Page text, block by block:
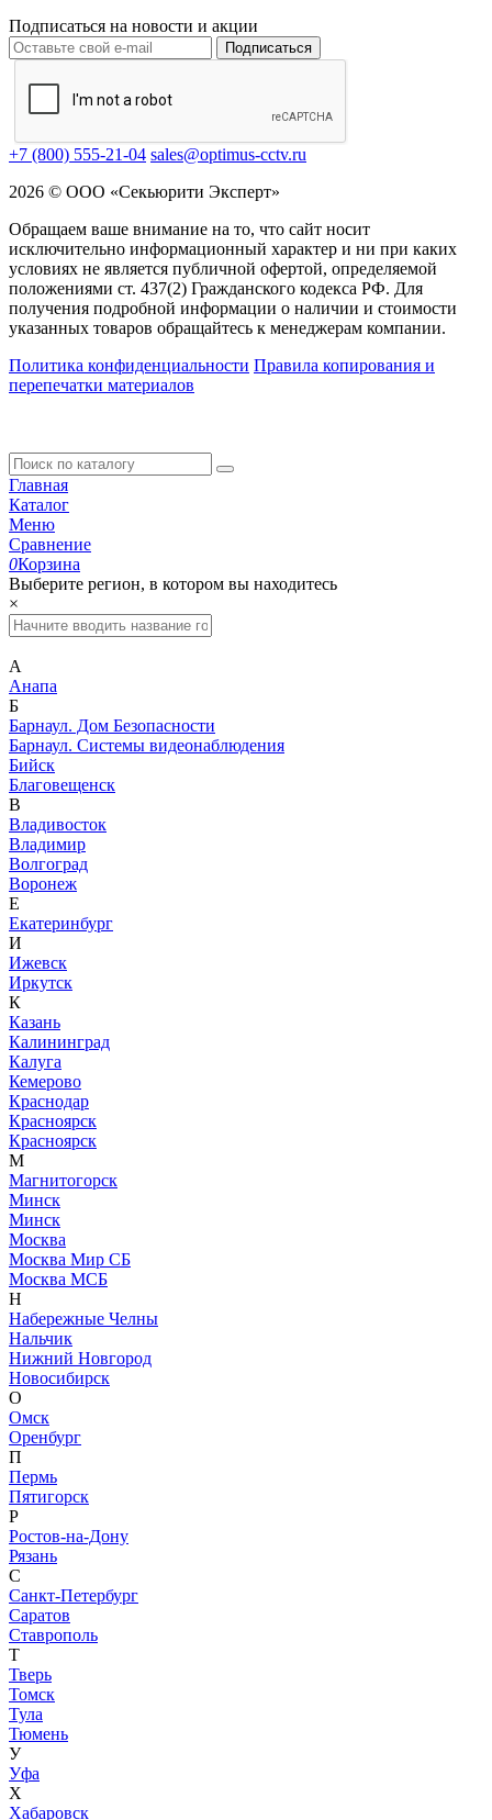
Подписаться на новости и акции
Подписаться
+7 (800) 555-21-04 sales@optimus-cctv.ru
2026 © ООО «Секьюрити Эксперт»
Обращаем ваше внимание на то, что сайт носит
исключительно информационный характер и ни при каких
условиях не является публичной офертой, определяемой
положениями ст. 437(2) Гражданского кодекса РФ. Для
получения подробной информации о наличии и стоимости
указанных товаров обращайтесь к менеджерам компании.
Политика конфиденциальности Правила копирования и
перепечатки материалов
Главная
Каталог
Меню
Сравнение
0Корзина
Выберите регион, в котором вы находитесь
×
А
Анапа
Б
Барнаул. Дом Безопасности
Барнаул. Системы видеонаблюдения
Бийск
Благовещенск
В
Владивосток
Владимир
Волгоград
Воронеж
Е
Екатеринбург
И
Ижевск
Иркутск
К
Казань
Калининград
Калуга
Кемерово
Краснодар
Красноярск
Красноярск
М
Магнитогорск
Минск
Минск
Москва
Москва Мир СБ
Москва МСБ
Н
Набережные Челны
Нальчик
Нижний Новгород
Новосибирск
О
Омск
Оренбург
П
Пермь
Пятигорск
Р
Ростов-на-Дону
Рязань
С
Санкт-Петербург
Саратов
Ставрополь
Т
Тверь
Томск
Тула
Тюмень
У
Уфа
Х
Хабаровск